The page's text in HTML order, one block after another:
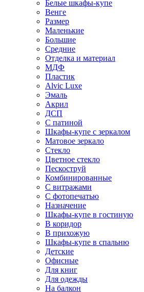
Белые шкафы-купе
Венге
Размер
Маленькие
Большие
Средние
Отделка и материал
МДФ
Пластик
Alvic Luxe
Эмаль
Акрил
ДСП
С патиной
Шкафы-купе с зеркалом
Матовое зеркало
Стекло
Цветное стекло
Пескоструй
Комбинированные
С витражами
С фотопечатью
Назначение
Шкафы-купе в гостиную
В коридор
В прихожую
Шкафы-купе в спальню
Детские
Офисные
Для книг
Для одежды
На балкон